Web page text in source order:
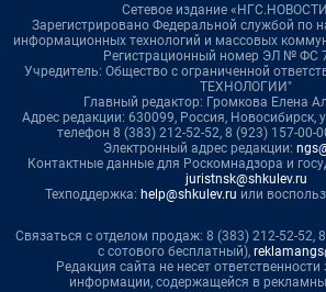
Сетевое издание
Зарегистрировано Федеральной службой по
информационных технологий и массовых
Регистрационный номер ЭЛ № ФС
Учредитель: Общество с ограниченной
ТЕХНОЛОГИИ"
Главный редактор: Громкова Елена
Адрес редакции: 630099, Россия, Новосибирск,
телефон 8 (383) 212-52-52, 8 (923) 157-00-
Электронный адрес редакции:
Контактные данные для Роскомнадзора и
juristnsk@shkulev.ru
Техподдержка: help@shkulev.ru или
Связаться с отделом продаж: 8 (383) 212-52-52,
с сотового бесплатный),
Редакция сайта не несет ответственности
информации, содержащейся в